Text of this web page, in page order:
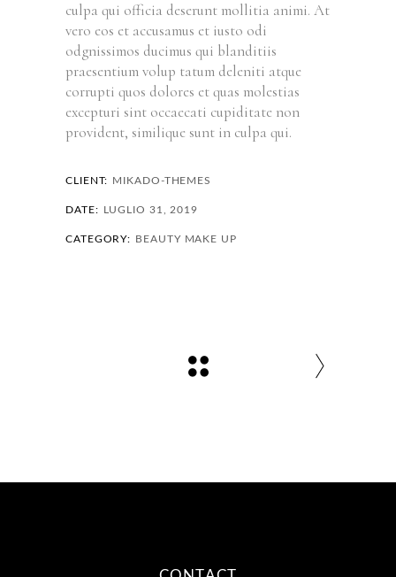
culpa qui officia deserunt mollitia animi. At
vero eos et accusamus et iusto odi
odgnissimos ducimus qui blanditiis
praesentium volup tatum deleniti atque
corrupti quos dolores et quas molestias
excepturi sint occaecati cupiditate non
provident, similique sunt in culpa qui.
CLIENT: MIKADO-THEMES
DATE: LUGLIO 31, 2019
CATEGORY: BEAUTY MAKE UP